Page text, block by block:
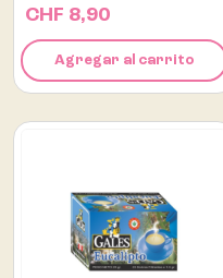
CHF 8,90
Agregar al carrito